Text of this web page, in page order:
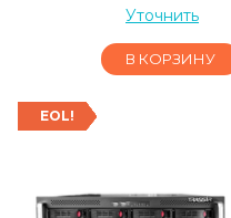
Уточнить
В КОРЗИНУ
EOL!